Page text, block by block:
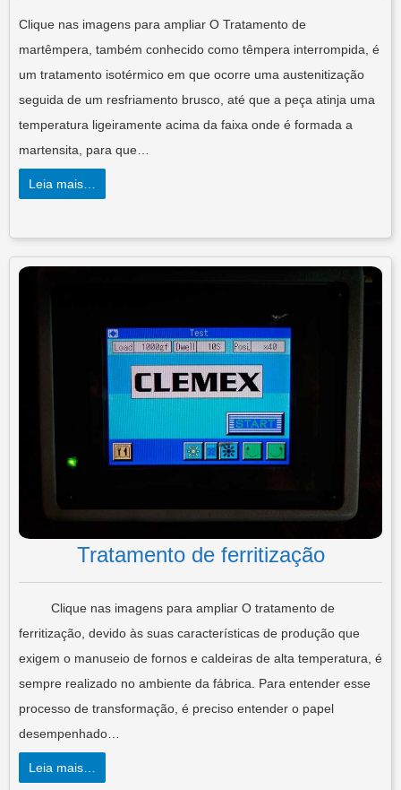
Clique nas imagens para ampliar O Tratamento de
martêmpera, também conhecido como têmpera interrompida, é
um tratamento isotérmico em que ocorre uma austenitização
seguida de um resfriamento brusco, até que a peça atinja uma
temperatura ligeiramente acima da faixa onde é formada a
martensita, para que…
Leia mais…
Tratamento de ferritização
Clique nas imagens para ampliar O tratamento de
ferritização, devido às suas características de produção que
exigem o manuseio de fornos e caldeiras de alta temperatura, é
sempre realizado no ambiente da fábrica. Para entender esse
processo de transformação, é preciso entender o papel
desempenhado…
Leia mais…